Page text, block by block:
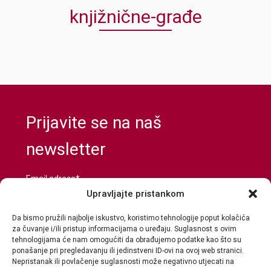
Upravljajte pristankom
Da bismo pružili najbolje iskustvo, koristimo tehnologije poput kolačića
za čuvanje i/ili pristup informacijama o uređaju. Suglasnost s ovim
tehnologijama će nam omogućiti da obrađujemo podatke kao što su
ponašanje pri pregledavanju ili jedinstveni ID-ovi na ovoj web stranici.
Nepristanak ili povlačenje suglasnosti može negativno utjecati na
knjižnične-građe
Prijavite se na naš
newsletter
Email adresa*
Prihvaćam da će se email adresa koristiti u skladu s
našomPolitikom privatnosti